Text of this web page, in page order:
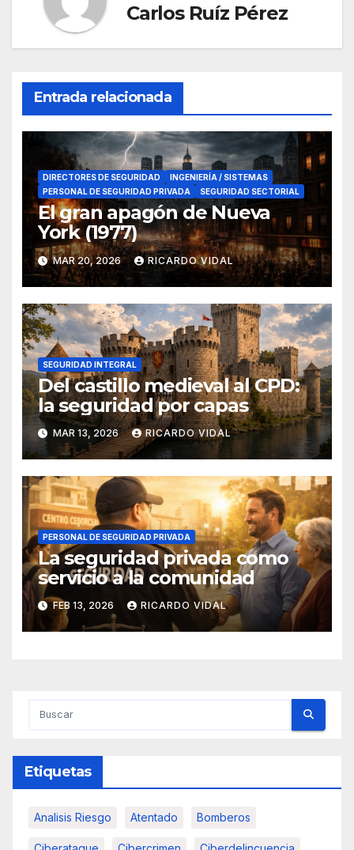
Carlos Ruíz Pérez
Entrada relacionada
DIRECTORES DE SEGURIDAD
INGENIERÍA / SISTEMAS
PERSONAL DE SEGURIDAD PRIVADA
SEGURIDAD SECTORIAL
El gran apagón de Nueva
York (1977)
MAR 20, 2026 RICARDO VIDAL
SEGURIDAD INTEGRAL
Del castillo medieval al CPD:
la seguridad por capas
MAR 13, 2026 RICARDO VIDAL
PERSONAL DE SEGURIDAD PRIVADA
La seguridad privada como
servicio a la comunidad
FEB 13, 2026 RICARDO VIDAL
Etiquetas
Analisis Riesgo Atentado Bomberos